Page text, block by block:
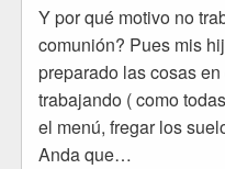
Y por qué motivo no
comunión? Pues mis
preparado las cosas
trabajando ( como
el menú, fregar los
Anda que…